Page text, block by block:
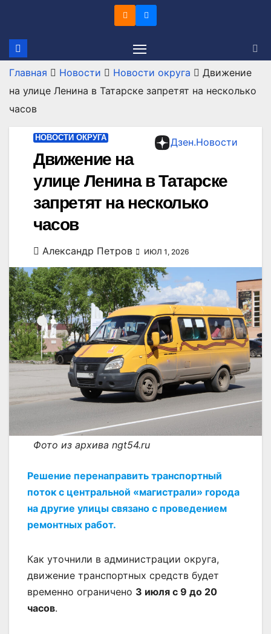
содержимому
Главная Новости Новости округа
Движение
на улице Ленина в Татарске запретят на несколько
часов
Дзен.Новости
НОВОСТИ ОКРУГА
Движение на
улице Ленина в Татарске
запретят на несколько
часов
Александр Петров ИЮЛ 1, 2026
Фото из архива ngt54.ru
Решение перенаправить транспортный
поток с центральной «магистрали» города
на другие улицы связано с проведением
ремонтных работ.
Как уточнили в администрации округа,
движение транспортных средств будет
временно ограничено 3 июля с 9 до 20
часов.